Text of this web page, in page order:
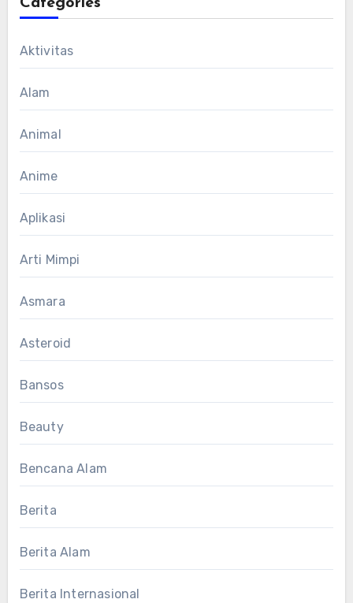
Categories
Aktivitas
Alam
Animal
Anime
Aplikasi
Arti Mimpi
Asmara
Asteroid
Bansos
Beauty
Bencana Alam
Berita
Berita Alam
Berita Internasional